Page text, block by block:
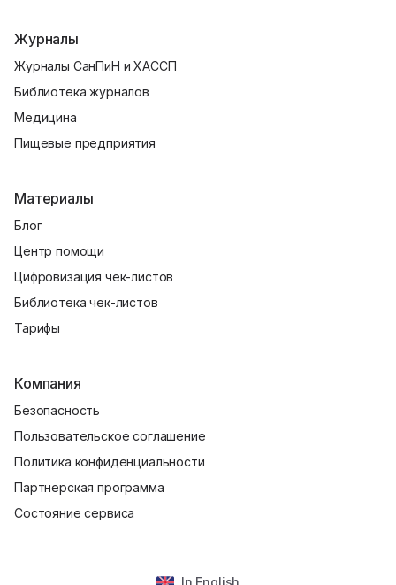
Журналы
Журналы СанПиН и ХАССП
Библиотека журналов
Медицина
Пищевые предприятия
Материалы
Блог
Центр помощи
Цифровизация чек-листов
Библиотека чек-листов
Тарифы
Компания
Безопасность
Пользовательское соглашение
Политика конфиденциальности
Партнерская программа
Состояние сервиса
In English